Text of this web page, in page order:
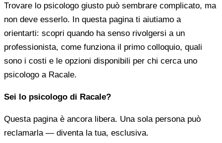
Trovare lo psicologo giusto può sembrare complicato, ma
non deve esserlo. In questa pagina ti aiutiamo a
orientarti: scopri quando ha senso rivolgersi a un
professionista, come funziona il primo colloquio, quali
sono i costi e le opzioni disponibili per chi cerca uno
psicologo a Racale.
Sei lo psicologo di Racale?
Questa pagina è ancora libera. Una sola persona può
reclamarla — diventa la tua, esclusiva.